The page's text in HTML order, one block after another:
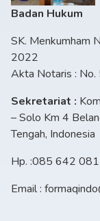
Badan Hukum
SK. Menkumham
2022
Akta Notaris :
Sekretariat :
– Solo Km 4
Tengah, Indonesia
Hp. :085 642
Email :